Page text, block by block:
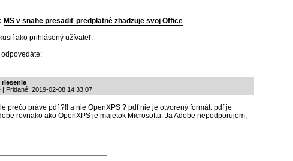
MS v snahe presadiť predplatné zhadzuje svoj Office
ako prihlásený užívateľ.
odpovedáte:
riesenie
| Pridané: 2019-02-08 14:33:07
prečo práve pdf ?!! a nie OpenXPS ? pdf nie je otvorený formát. pdf je
rovnako ako OpenXPS je majetok Microsoftu. Ja Adobe nepodporujem,